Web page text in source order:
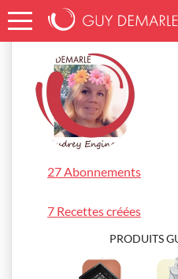
Accueil audrey_portovecchio
27 Abonnements
7 Recettes créées
PRODUITS